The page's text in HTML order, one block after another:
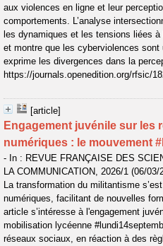
aux violences en ligne et leur
comportements. L’analyse
les dynamiques et les tensions liées
et montre que les cyberviolences sont
exprime les divergences dans la
https://journals.openedition.org/rfsic/
[article]
Engagement juvénile sur les
numériques : le mouvement
- In : REVUE FRANÇAISE DES
LA COMMUNICATION, 2026/1 (06/03/
La transformation du militantisme
numériques, facilitant de nouvelles
article s’intéresse à l'engagement
mobilisation lycéenne
réseaux sociaux, en réaction à des